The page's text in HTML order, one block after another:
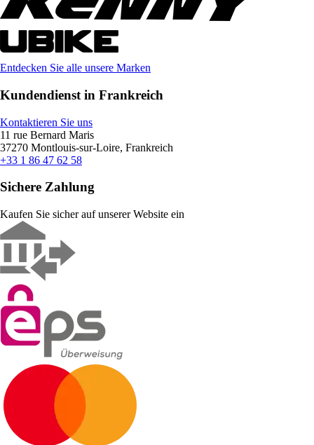
Entdecken Sie alle unsere Marken
Kundendienst in Frankreich
Kontaktieren Sie uns
11 rue Bernard Maris
37270 Montlouis-sur-Loire, Frankreich
+33 1 86 47 62 58
Sichere Zahlung
Kaufen Sie sicher auf unserer Website ein